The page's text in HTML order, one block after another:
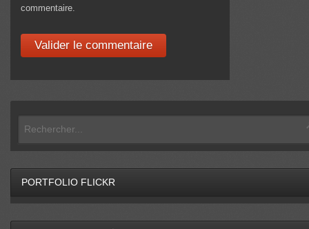
commentaire.
PORTFOLIO FLICKR